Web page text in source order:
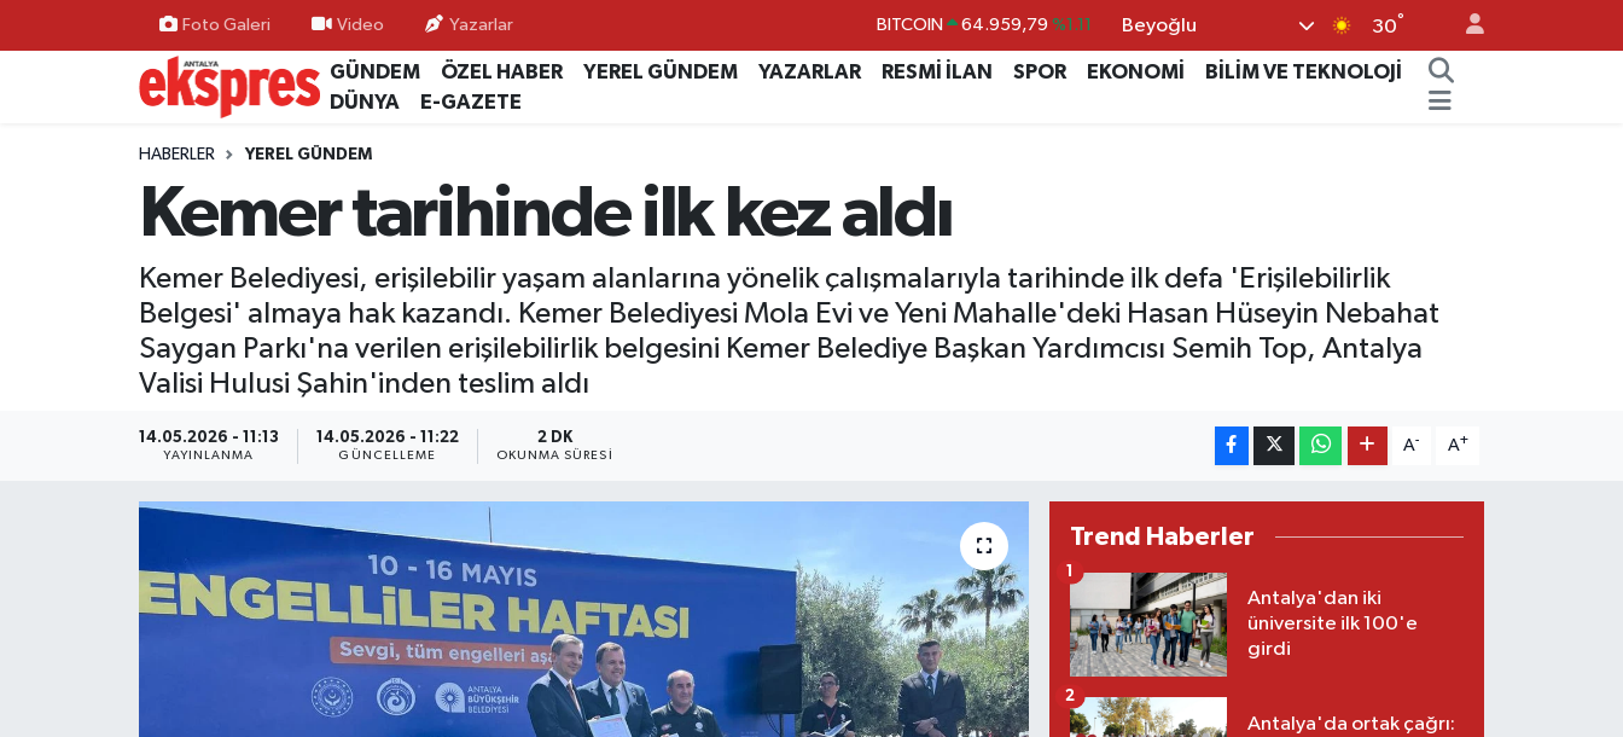
Foto Galeri Video Yazarlar
DOLAR 47,7436 %0.18
GRAM ALTIN
BİST100
Beyoğlu 30°
GÜNDEM ÖZEL HABER YEREL GÜNDEM YAZARLAR RESMİ İLAN SPOR EKONOMİ
BİLİM VE TEKNOLOJİ
DÜNYA
E-GAZETE
HABERLER YEREL GÜNDEM
Kemer tarihinde ilk kez aldı
Kemer Belediyesi, erişilebilir yaşam alanlarına yönelik çalışmalarıyla tarihinde ilk defa 'Erişilebilirlik
Belgesi' almaya hak kazandı. Kemer Belediyesi Mola Evi ve Yeni Mahalle'deki Hasan Hüseyin Nebahat
Saygan Parkı'na verilen erişilebilirlik belgesini Kemer Belediye Başkan Yardımcısı Semih Top, Antalya
Valisi Hulusi Şahin'inden teslim aldı
14.05.2026 - 11:13
YAYINLANMA
14.05.2026 - 11:22
GÜNCELLEME
2 DK
OKUNMA SÜRESI
A- A+
Trend Haberler
Antalya'dan iki
üniversite ilk 100'e
girdi
1
Antalya'da ortak çağrı:
2
ÖZEL HABER
GÜNDEM
YEREL GÜNDEM
EKONOMİ
KÜLTÜR - SANAT
Nöbetçi Eczaneler
Hava Durumu
Trafik Durumu
Süper Lig Puan Durumu ve Fikstür
Tüm Manşetler
Son Dakika Haberleri
Haber Arşivi